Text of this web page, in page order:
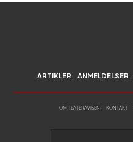
ARTIKLER ANMELDELSER
OM TEATERAVISEN KONTAKT